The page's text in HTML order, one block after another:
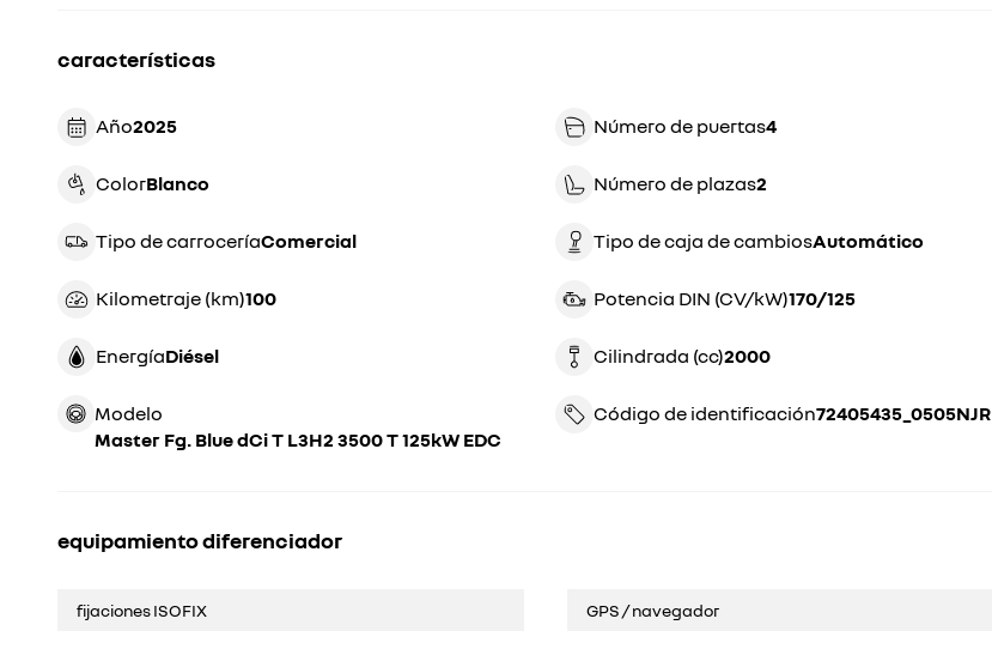
características
Año 2025
Color blanco
Tipo de carrocería comercial
Kilometraje (km) 100
Energía diésel
Modelo
Master Fg. Blue dCi T L3H2 3500 T 125kW EDC
Número de puertas4
Número de plazas2
Tipo de caja de cambios automático
Potencia DIN (CV/kW) 170/125
Cilindrada (cc) 2000
Código de identificación 72405435_0505NJR
equipamiento diferenciador
fijaciones ISOFIX GPS / navegador